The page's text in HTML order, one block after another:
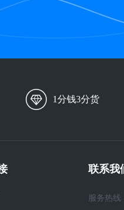
1分钱3分货
联系我
服务热线